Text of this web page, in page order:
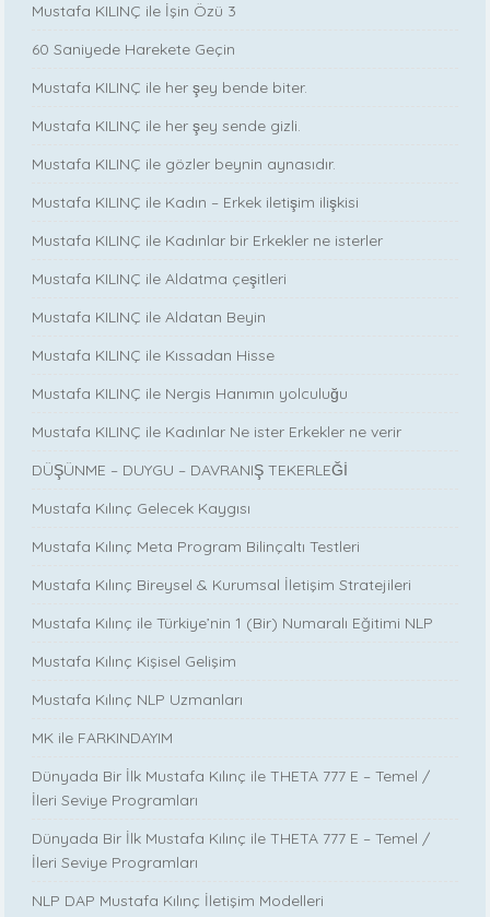
Mustafa KILINÇ ile İşin Özü 3
60 Saniyede Harekete Geçin
Mustafa KILINÇ ile her şey bende biter.
Mustafa KILINÇ ile her şey sende gizli.
Mustafa KILINÇ ile gözler beynin aynasıdır.
Mustafa KILINÇ ile Kadın – Erkek iletişim ilişkisi
Mustafa KILINÇ ile Kadınlar bir Erkekler ne isterler
Mustafa KILINÇ ile Aldatma çeşitleri
Mustafa KILINÇ ile Aldatan Beyin
Mustafa KILINÇ ile Kıssadan Hisse
Mustafa KILINÇ ile Nergis Hanımın yolculuğu
Mustafa KILINÇ ile Kadınlar Ne ister Erkekler ne verir
DÜŞÜNME – DUYGU – DAVRANIŞ TEKERLEĞİ
Mustafa Kılınç Gelecek Kaygısı
Mustafa Kılınç Meta Program Bilinçaltı Testleri
Mustafa Kılınç Bireysel & Kurumsal İletişim Stratejileri
Mustafa Kılınç ile Türkiye’nin 1 (Bir) Numaralı Eğitimi NLP
Mustafa Kılınç Kişisel Gelişim
Mustafa Kılınç NLP Uzmanları
MK ile FARKINDAYIM
Dünyada Bir İlk Mustafa Kılınç ile THETA 777 E – Temel /
İleri Seviye Programları
Dünyada Bir İlk Mustafa Kılınç ile THETA 777 E – Temel /
İleri Seviye Programları
NLP DAP Mustafa Kılınç İletişim Modelleri